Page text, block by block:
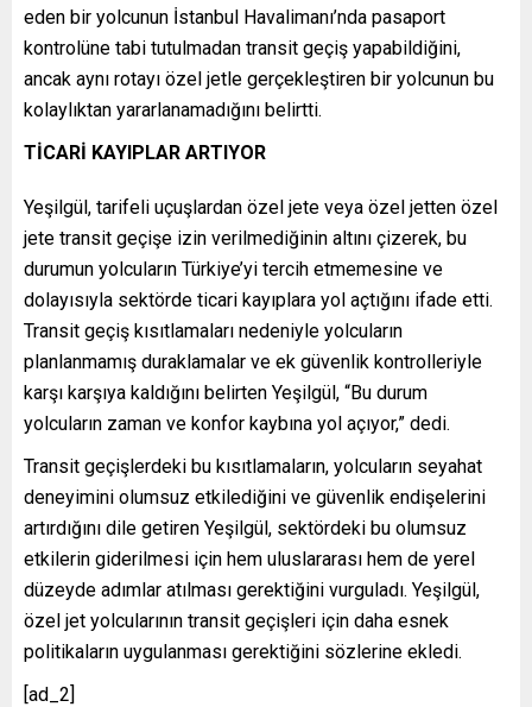
eden bir yolcunun İstanbul Havalimanı’nda pasaport
kontrolüne tabi tutulmadan transit geçiş yapabildiğini,
ancak aynı rotayı özel jetle gerçekleştiren bir yolcunun bu
kolaylıktan yararlanamadığını belirtti.
TİCARİ KAYIPLAR ARTIYOR
Yeşilgül, tarifeli uçuşlardan özel jete veya özel jetten özel
jete transit geçişe izin verilmediğinin altını çizerek, bu
durumun yolcuların Türkiye’yi tercih etmemesine ve
dolayısıyla sektörde ticari kayıplara yol açtığını ifade etti.
Transit geçiş kısıtlamaları nedeniyle yolcuların
planlanmamış duraklamalar ve ek güvenlik kontrolleriyle
karşı karşıya kaldığını belirten Yeşilgül, “Bu durum
yolcuların zaman ve konfor kaybına yol açıyor,” dedi.
Transit geçişlerdeki bu kısıtlamaların, yolcuların seyahat
deneyimini olumsuz etkilediğini ve güvenlik endişelerini
artırdığını dile getiren Yeşilgül, sektördeki bu olumsuz
etkilerin giderilmesi için hem uluslararası hem de yerel
düzeyde adımlar atılması gerektiğini vurguladı. Yeşilgül,
özel jet yolcularının transit geçişleri için daha esnek
politikaların uygulanması gerektiğini sözlerine ekledi.
[ad_2]